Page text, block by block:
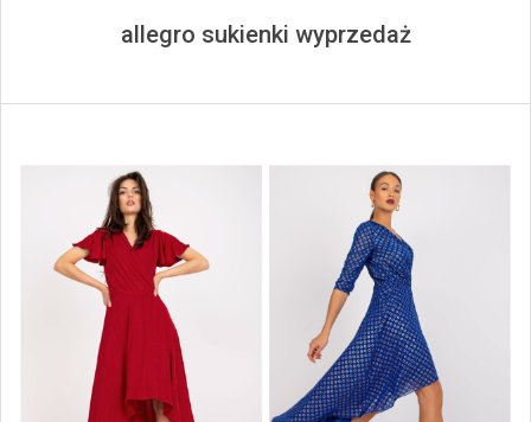
allegro sukienki wyprzedaż